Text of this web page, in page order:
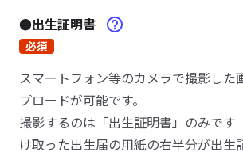
●出生証明書
必須
スマートフォン等のカメラで撮影した
プロードが可能です。
撮影するのは「出生証明書」のみです
け取った出生届の用紙の右半分が出生